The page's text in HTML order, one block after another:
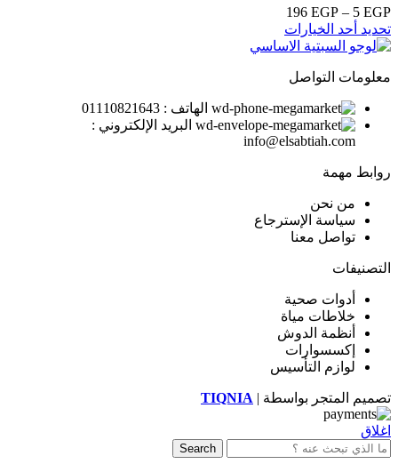
5 EGP
–
196 EGP
السعر:
من
تحديد أحد الخيارات
معلومات التواصل
الهاتف : 01110821643
البريد الإلكتروني :
info@elsabtiah.com
روابط مهمة
من نحن
سياسة الإسترجاع
تواصل معنا
التصنيفات
أدوات صحية
خلاطات مياة
أنظمة الدوش
إكسسوارات
لوازم التأسيس
تصميم المتجر بواسطة | TIQNIA
اغلاق
Search